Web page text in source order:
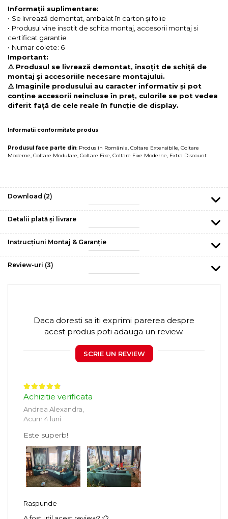
Informații suplimentare:
• Se livrează demontat, ambalat în carton și folie
• Produsul vine insotit de schita montaj, accesorii montaj si
certificat garantie
• Numar colete: 6
Important:
⚠️ Produsul se livrează demontat, însoțit de schiță de
montaj și accesoriile necesare montajului.
⚠️ Imaginile produsului au caracter informativ și pot
conține accesorii neincluse în preț, culorile se pot vedea
diferit față de cele reale în funcție de display.
Informatii conformitate produs
Produsul face parte din: Produs în România, Coltare Extensibile, Coltare
Moderne, Coltare Modulare, Coltare Fixe, Coltare Fixe Moderne, Extra Discount
Download (2)
Detalii plată și livrare
Instrucțiuni Montaj & Garanție
Review-uri (3)
Daca doresti sa iti exprimi parerea despre
acest produs poti adauga un review.
SCRIE UN REVIEW
Achizitie verificata
Andrea Alexandra,
Acum 4 luni
Este superb!
Raspunde